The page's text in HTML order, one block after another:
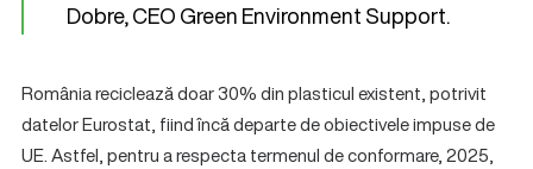
Dobre, CEO Green Environment Support.
România reciclează doar 30% din plasticul existent, potrivit
datelor Eurostat, fiind încă departe de obiectivele impuse de
UE. Astfel, pentru a respecta termenul de conformare, 2025,